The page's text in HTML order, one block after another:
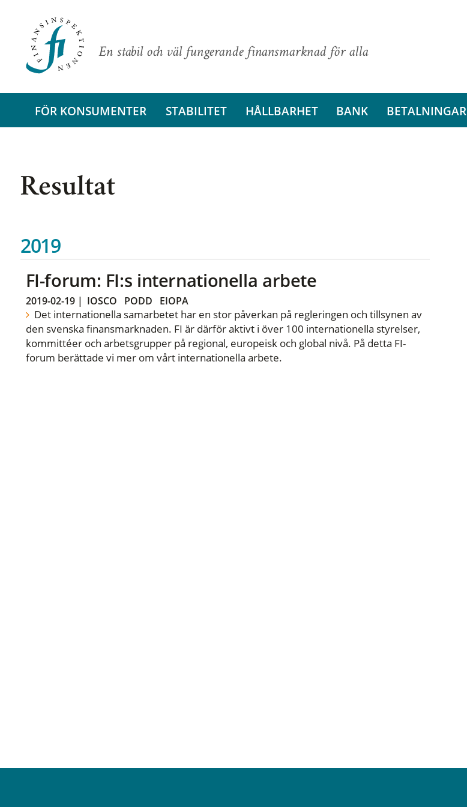
En stabil och väl fungerande finansmarknad för alla
FÖR KONSUMENTER STABILITET HÅLLBARHET BANK BETALNINGAR
Resultat
2019
FI-forum: FI:s internationella arbete
2019-02-19| IOSCO PODD EIOPA
Det internationella samarbetet har en stor påverkan på regleringen och tillsynen av
den svenska finansmarknaden. FI är därför aktivt i över 100 internationella styrelser,
kommittéer och arbetsgrupper på regional, europeisk och global nivå. På detta FI-
forum berättade vi mer om vårt internationella arbete.